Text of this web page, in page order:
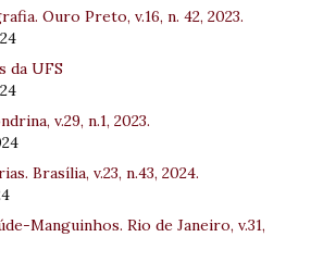
Ouro Preto, v.16, n. 42, 2023.
da UFS
v.29, n.1, 2023.
Brasília, v.23, n.43, 2024.
Manguinhos. Rio de Janeiro, v.31,